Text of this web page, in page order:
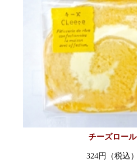
チーズロール
324円（税込）